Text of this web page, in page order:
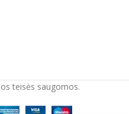
teisės saugomos.